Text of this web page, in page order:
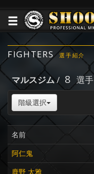
FIGHTERS 選手紹介
マルスジム/ 8 選手
階級選択
名前
阿仁鬼
鹿野 太雅